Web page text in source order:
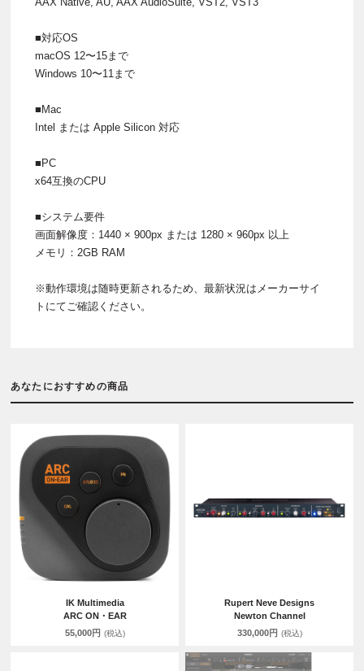
■対応OS
macOS 12〜15まで
Windows 10〜11まで
■Mac
Intel または Apple Silicon 対応
■PC
x64互換のCPU
■システム要件
画面解像度：1440 × 900px または 1280 × 960px 以上
メモリ：2GB RAM
※動作環境は随時更新されるため、最新状況はメーカーサイ
トにてご確認ください。
あなたにおすすめの商品
IK Multimedia
ARC ON・EAR
55,000円 (税込)
Rupert Neve Designs
Newton Channel
330,000円 (税込)